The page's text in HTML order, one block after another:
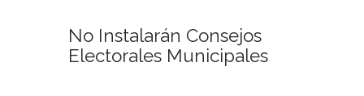
No Instalarán Consejos
Electorales Municipales